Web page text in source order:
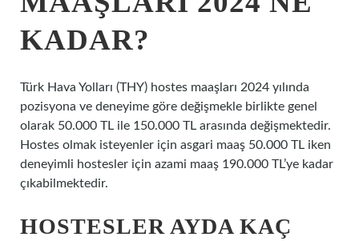
KADAR?
Türk Hava Yolları (THY) hostes maaşları 2024 yılında
pozisyona ve deneyime göre değişmekle birlikte genel
olarak 50.000 TL ile 150.000 TL arasında değişmektedir.
Hostes olmak isteyenler için asgari maaş 50.000 TL iken
deneyimli hostesler için azami maaş 190.000 TL’ye kadar
çıkabilmektedir.
HOSTESLER AYDA KAÇ